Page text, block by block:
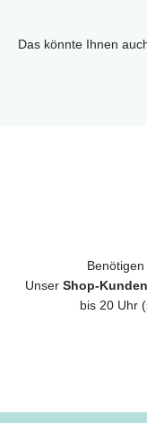
Das könnte Ihnen
Unser Shop-
bis 20 Uhr